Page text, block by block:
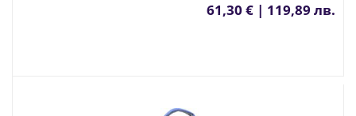
61,30 € | 119,89 лв.